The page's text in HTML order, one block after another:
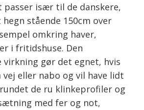
passer især til de danskere,
stående 150cm over
omkring haver,
i fritidshuse. Den
virkning gør det egnet, hvis
eller nabo og vil have lidt
de ru klinkeprofiler og
med fer og not,